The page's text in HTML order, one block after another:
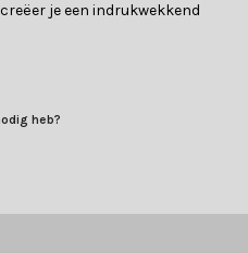
je een indrukwekkend
heb?